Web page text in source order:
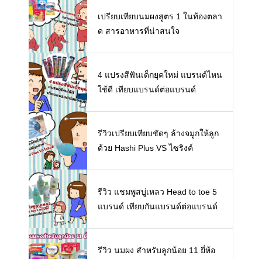
เปรียบเทียบนมผงสูตร 1 ในท้องตลา
ด สารอาหารที่น่าสนใจ
4 แปรงสีฟันเด็กยุคใหม่ แบรนด์ไหน
ใช้ดี เทียบแบรนด์ต่อแบรนด์
รีวิวเปรียบเทียบชัดๆ ล้างจมูกให้ลูก
ด้วย Hashi Plus VS ไซริงค์
รีวิว แชมพูสบู่เหลว Head to toe 5
แบรนด์ เทียบกันแบรนด์ต่อแบรนด์
รีวิว นมผง สำหรับลูกน้อย 11 ยี่ห้อ